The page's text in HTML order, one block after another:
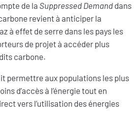
de la Suppressed Demand dans
revient à anticiper la
à effet de serre dans les pays les
de projet à accéder plus
carbone.
permettre aux populations les plus
d’accès à l’énergie tout en
vers l’utilisation des énergies